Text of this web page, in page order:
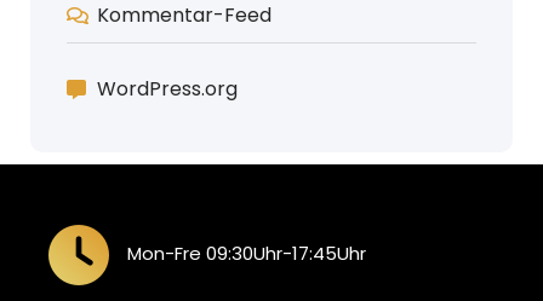
Kommentar-Feed
WordPress.org
Mon-Fre 09:30Uhr-17:45Uhr